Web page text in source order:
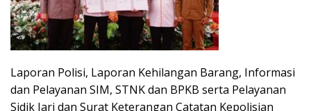
Laporan Polisi, Laporan Kehilangan Barang, Informasi
dan Pelayanan SIM, STNK dan BPKB serta Pelayanan
Sidik Jari dan Surat Keterangan Catatan Kepolisian